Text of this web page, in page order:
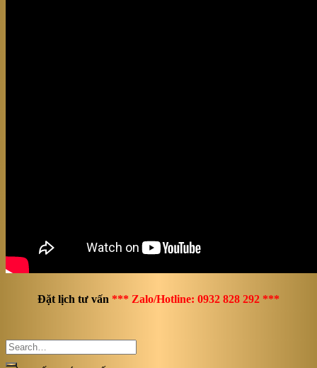
Đặt lịch tư vấn *** Zalo/Hotline: 0932 828 292 ***